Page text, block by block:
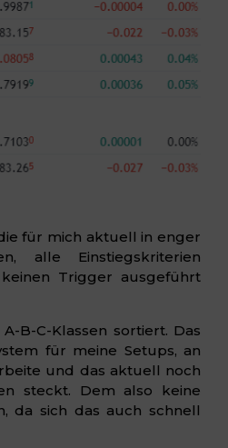
für mich aktuell in enger
alle Einstiegskriterien
Trigger ausgeführt
B-C-Klassen sortiert. Das
für meine Setups, an
und das aktuell noch
steckt. Dem also keine
da sich das auch schnell